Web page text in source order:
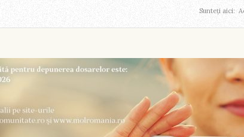
Sunteți aici: